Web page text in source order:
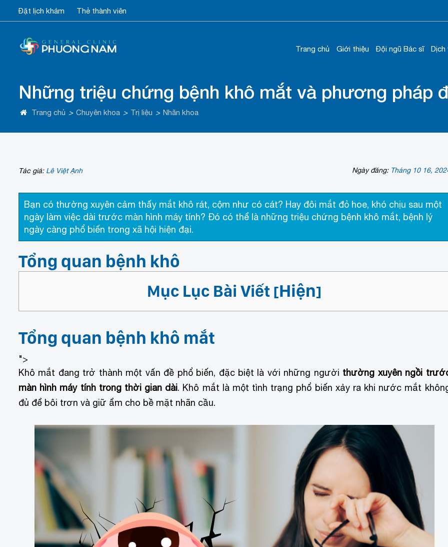
Đặt lịch khám Thẻ thành viên
Trang chủ Giới thiệu Đội ngũ Bác sĩ Dịch
Những triệu chứng bệnh khô mắt và phương pháp
Trang chủ > Chuyên khoa > Trị liệu > Nhãn khoa
Tác giả: Lê Việt Ạnh Ngày đăng: Tháng 10 16,
Bạn có thường xuyên cảm thấy mắt khô rát, cộm như có cát? Hay đôi mắt đỏ hoe, khó chịu sau một
ngày làm việc dài trước màn hình máy tính? Đó có thể là những triệu chứng bệnh khô mắt, bệnh lý
ngày càng phổ biến trong xã hội hiện đại.
Tổng quan bệnh khô
Mục Lục Bài Viết [Hiện]
Tổng quan bệnh khô mắt
">
Khô mắt đang trở thành một vấn đề phổ biến, đặc biệt là với những người thường xuyên ngồi
màn hình máy tính trong thời gian dài. Khô mắt là một tình trạng phổ biến xảy ra khi nước mắt
đủ để bôi trơn và giữ ẩm cho bề mặt nhãn cầu.